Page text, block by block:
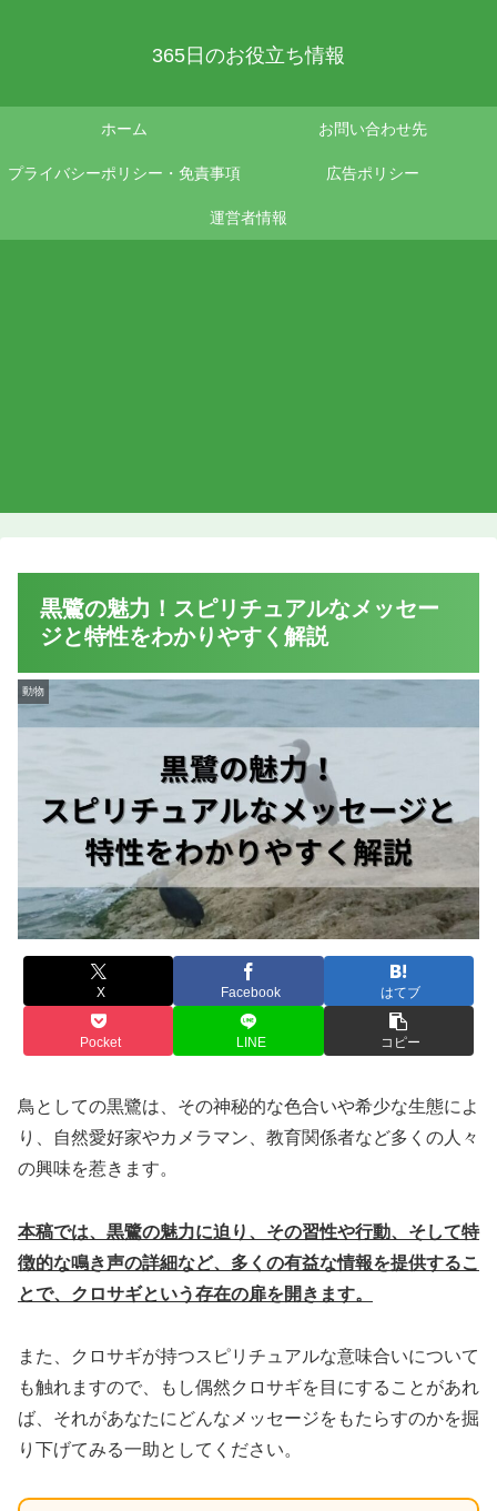
365日のお役立ち情報
ホーム お問い合わせ先
プライバシーポリシー・免責事項 広告ポリシー
運営者情報
黒鷺の魅力！スピリチュアルなメッセー
ジと特性をわかりやすく解説
動物
X Facebook はてブ
Pocket LINE コピー
鳥としての黒鷺は、その神秘的な色合いや希少な生態によ
り、自然愛好家やカメラマン、教育関係者など多くの人々
の興味を惹きます。
本稿では、黒鷺の魅力に迫り、その習性や行動、そして特
徴的な鳴き声の詳細など、多くの有益な情報を提供するこ
とで、クロサギという存在の扉を開きます。
また、クロサギが持つスピリチュアルな意味合いについて
も触れますので、もし偶然クロサギを目にすることがあれ
ば、それがあなたにどんなメッセージをもたらすのかを掘
り下げてみる一助としてください。